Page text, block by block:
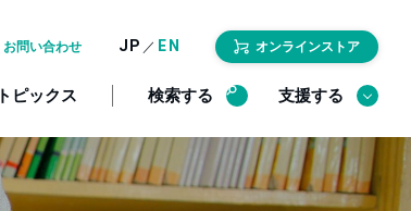
お問い合わせ JP ／ EN オンラインストア
トピックス 検索する 支援する